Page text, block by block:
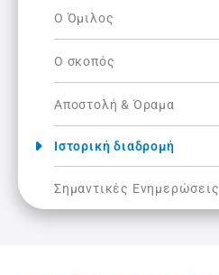
O Όμιλος
Ο σκοπός
Αποστολή & Όραμα
Ιστορική διαδρομή
Σημαντικές Ενημερώσεις​